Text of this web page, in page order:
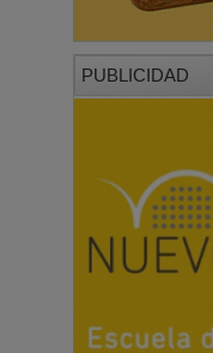
PUBLICIDAD